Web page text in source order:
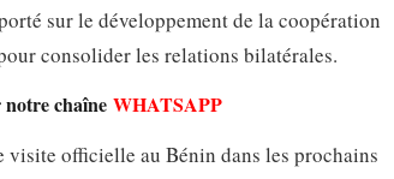
sur le développement de la coopération
consolider les relations bilatérales.
notre chaîneWHATSAPP
officielle au Bénin dans les prochains